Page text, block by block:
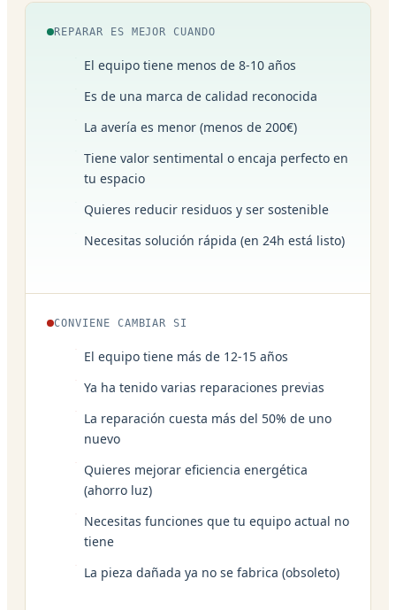
REPARAR ES MEJOR CUANDO
El equipo tiene menos de 8-10 años
Es de una marca de calidad reconocida
La avería es menor (menos de 200€)
Tiene valor sentimental o encaja perfecto en
tu espacio
Quieres reducir residuos y ser sostenible
Necesitas solución rápida (en 24h está listo)
CONVIENE CAMBIAR SI
El equipo tiene más de 12-15 años
Ya ha tenido varias reparaciones previas
La reparación cuesta más del 50% de uno
nuevo
Quieres mejorar eficiencia energética
(ahorro luz)
Necesitas funciones que tu equipo actual no
tiene
La pieza dañada ya no se fabrica (obsoleto)